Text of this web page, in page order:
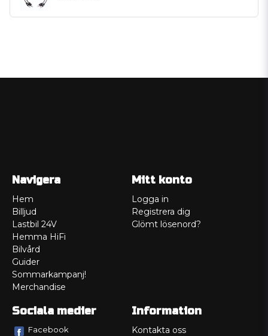
Navigera
Hem
Billjud
Lastbil 24V
Hemma HiFi
Bilvård
Guider
Sommarkampanj!
Merchandise
Mitt konto
Logga in
Registrera dig
Glömt lösenord?
Sociala medier
Facebook
Information
Kontakta oss